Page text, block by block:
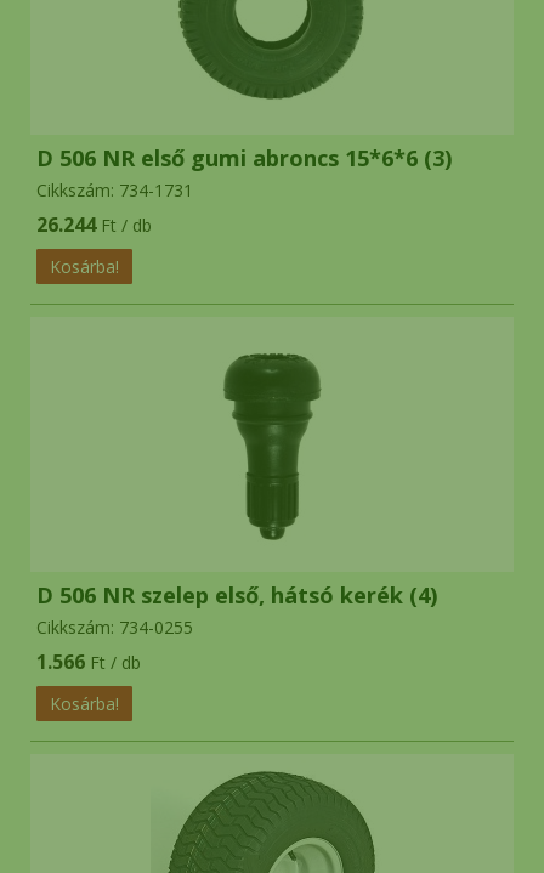
D 506 NR első gumi abroncs 15*6*6 (3)
Cikkszám: 734-1731
26.244Ft / db
D 506 NR szelep első, hátsó kerék (4)
Cikkszám: 734-0255
1.566 Ft / db